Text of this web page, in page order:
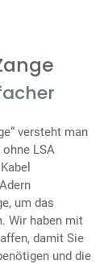
versteht man
LSA
um das
Wir haben mit
damit Sie
und die